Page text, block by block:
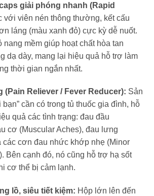
giải phóng nhanh (Rapid
với viên nén thông thường, kết cấu
láng (màu xanh đỏ) cực kỳ dễ nuốt.
mềm giúp hoạt chất hòa tan
dạ dày, mang lại hiệu quả hỗ trợ làm
thời gian ngắn nhất.
(Pain Reliever / Fever Reducer): Sản
cần có trong tủ thuốc gia đình, hỗ
quả các tình trạng: đau đầu
cơ (Muscular Aches), đau lưng
các cơn đau nhức khớp nhẹ (Minor
Bên cạnh đó, nó cũng hỗ trợ hạ sốt
cơ thể bị cảm lạnh.
lồ, siêu tiết kiệm: Hộp lớn lên đến